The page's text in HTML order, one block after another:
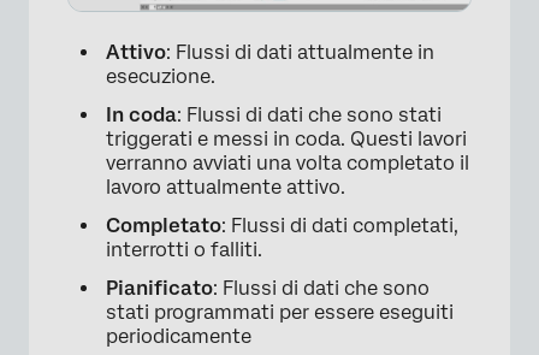
Attivo: Flussi di dati attualmente in
esecuzione.
In coda: Flussi di dati che sono stati
triggerati e messi in coda. Questi lavori
verranno avviati una volta completato il
lavoro attualmente attivo.
Completato: Flussi di dati completati,
interrotti o falliti.
Pianificato: Flussi di dati che sono
stati programmati per essere eseguiti
periodicamente